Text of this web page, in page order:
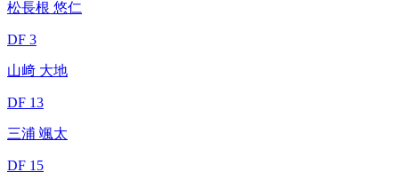
松長根 悠仁
DF 3
山﨑 大地
DF 13
三浦 颯太
DF 15